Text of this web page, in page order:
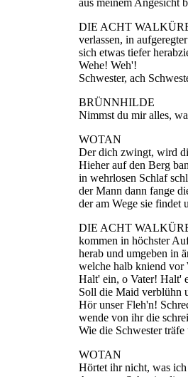
aus meinem Angesicht
DIE ACHT
verlassen, in
sich etwas tiefer
Wehe! Weh'!
Schwester, ach
BRÜNNHILDE
Nimmst du mir alles,
WOTAN
Der dich zwingt, wird
Hieher auf den Berg
in wehrlosen Schlaf
der Mann dann fange
der am Wege sie findet
DIE ACHT
kommen in höchster
herab und umgeben in
welche halb kniend vor
Halt' ein, o Vater! Halt'
Soll die Maid verblühn
Hör unser Fleh'n!
wende von ihr die
Wie die Schwester
WOTAN
Hörtet ihr nicht, was ich